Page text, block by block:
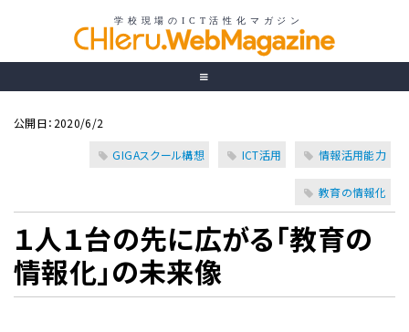
公開日：2020/6/2
GIGAスクール構想 ICT活用 情報活用能力
教育の情報化
１人１台の先に広がる「教育の
情報化」の未来像